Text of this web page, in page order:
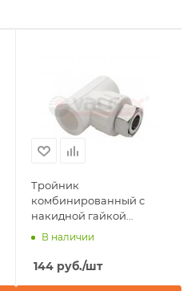
Тройник
комбинированный с
накидной гайкой
20х3/4"х20 Valfex, серый
В наличии
144 руб./шт